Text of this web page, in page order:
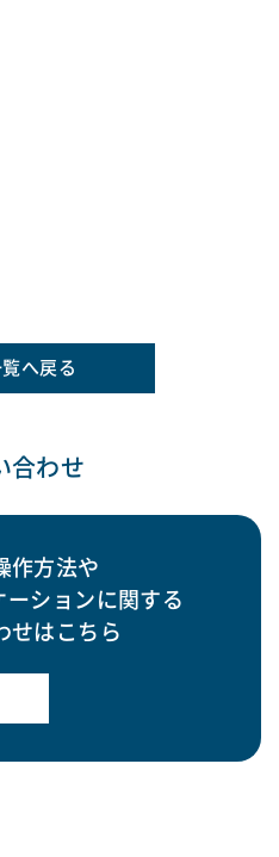
へ戻る
合わせ
作方法や
ションに関する
せはこちら